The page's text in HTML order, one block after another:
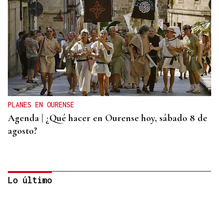
PLANES EN OURENSE
Agenda | ¿Qué hacer en Ourense hoy, sábado 8 de
agosto?
Lo último